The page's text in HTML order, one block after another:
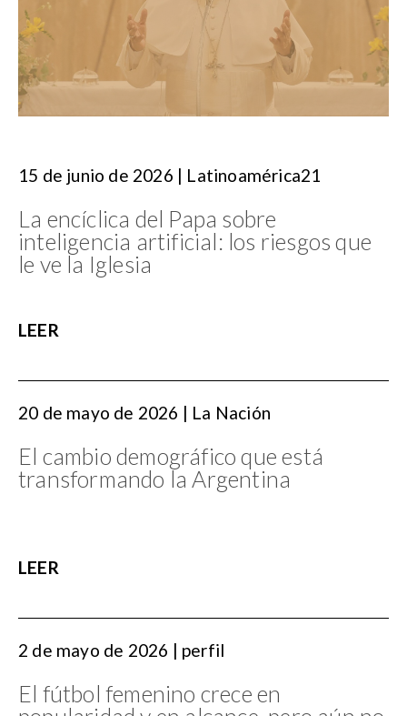
15 de junio de 2026 | Latinoamérica21
La encíclica del Papa sobre
inteligencia artificial: los riesgos que
le ve la Iglesia
LEER
20 de mayo de 2026 | La Nación
El cambio demográfico que está
transformando la Argentina
LEER
2 de mayo de 2026 | perfil
El fútbol femenino crece en